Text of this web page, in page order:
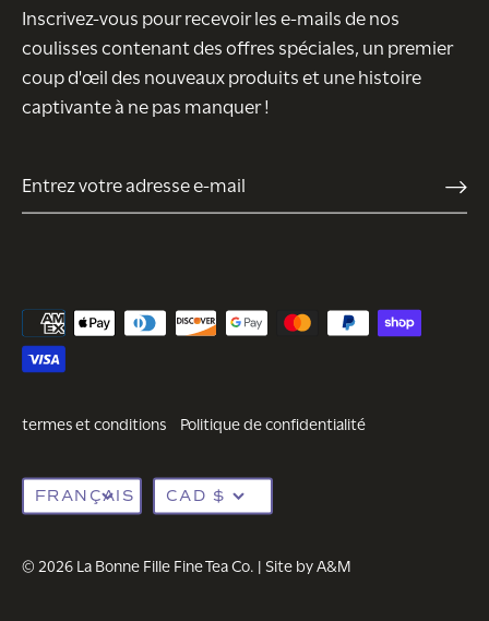
Inscrivez-vous pour recevoir les e-mails de nos
coulisses contenant des offres spéciales, un premier
coup d'œil des nouveaux produits et une histoire
captivante à ne pas manquer !
termes et conditions Politique de confidentialité
Langue
FRANÇAIS Devise
CAD $
© 2026La Bonne Fille Fine Tea Co. | Site byA&M